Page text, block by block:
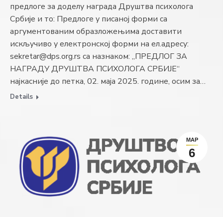
предлоге за доделу награда Друштва психолога
Србије и то: Предлоге у писаној форми са
аргументованим образложењима доставити
искључиво у електронској форми на ел.адресу:
sekretar@dps.org.rs са назнаком: „ПРЕДЛОГ ЗА
НАГРАДУ ДРУШТВА ПСИХОЛОГА СРБИЈЕ“
најкасније до петка, 02. маја 2025. године, осим за…
Details
МАР
6